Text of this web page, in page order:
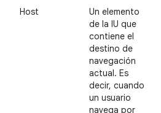
Host
Un elemento
de la IU que
contiene el
destino de
navegación
actual. Es
decir, cuando
un usuario
navega por